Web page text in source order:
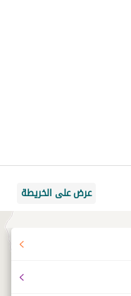
عرض على الخريطة